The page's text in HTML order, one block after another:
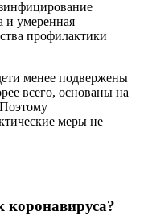
и умеренная
профилактики
менее подвержены
всего, основаны на
меры не